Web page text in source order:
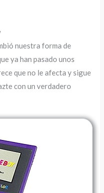
nuestra forma de
ya han pasado unos
que no le afecta y sigue
con un verdadero